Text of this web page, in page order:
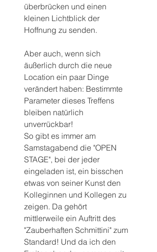
überbrücken und einen
kleinen Lichtblick der
Hoffnung zu senden.
Aber auch, wenn sich
äußerlich durch die neue
Location ein paar Dinge
verändert haben: Bestimmte
Parameter dieses Treffens
bleiben natürlich
unverrückbar!
So gibt es immer am
Samstagabend die "OPEN
STAGE", bei der jeder
eingeladen ist, ein bisschen
etwas von seiner Kunst den
Kolleginnen und Kollegen zu
zeigen. Da gehört
mittlerweile ein Auftritt des
"Zauberhaften Schmittini" zum
Standard! Und da ich den